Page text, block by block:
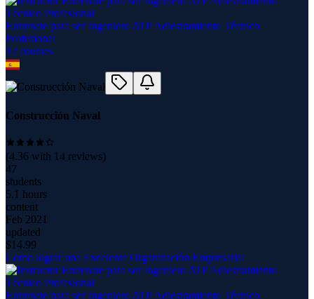
Entrenate para ser Ingeniero ATP Adiestramiento Técnico
Profesional
12 courses
Construcción Naval
(4.36 with 14 reviews)
47
students
5.1 hours
content
Feb 2021
updated
$14.99
Como lograr una Excelente Organización Empresarial
Entrenate para ser Ingeniero ATP Adiestramiento Técnico